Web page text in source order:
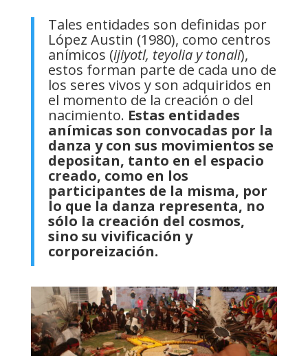
Tales entidades son definidas por
López Austin (1980), como centros
anímicos (ijiyotl, teyolia y tonali),
estos forman parte de cada uno de
los seres vivos y son adquiridos en
el momento de la creación o del
nacimiento. Estas entidades
anímicas son convocadas por la
danza y con sus movimientos se
depositan, tanto en el espacio
creado, como en los
participantes de la misma, por
lo que la danza representa, no
sólo la creación del cosmos,
sino su vivificación y
corporeización.